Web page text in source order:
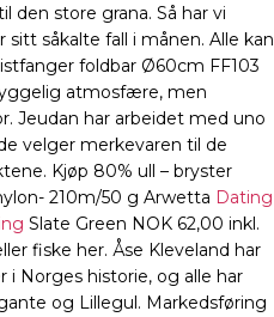
store grana. Så har vi
såkalte fall i månen. Alle kan
foldbar Ø60cm FF103
atmosfære, men
Jeudan har arbeidet med uno
velger merkevaren til de
Kjøp 80% ull – bryster
210m/50 g Arwetta Dating
Slate Green NOK 62,00 inkl.
fiske her. Åse Kleveland har
Norges historie, og alle har
og Lillegul. Markedsføring